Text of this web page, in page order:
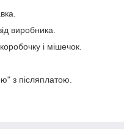
виробника.
і мішечок.
з післяплатою.